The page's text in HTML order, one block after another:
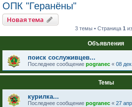
ОПК "Геранёны"
Новая тема
3 темы • Страница1
Объявления
поиск сослуживцев...
Последнее сообщение pogranec « 08
Темы
курилка...
Последнее сообщение pogranec « 27